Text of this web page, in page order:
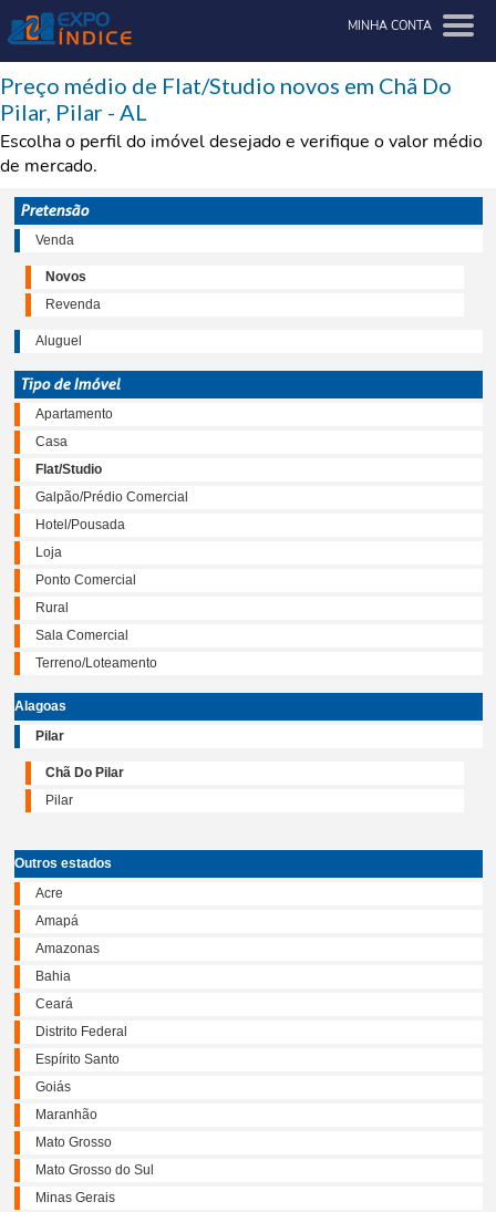
MINHA CONTA
Preço médio de Flat/Studio novos em Chã Do
Pilar, Pilar - AL
Escolha o perfil do imóvel desejado e verifique o valor médio
de mercado.
Pretensão
Venda
Novos
Revenda
Aluguel
Tipo de Imóvel
Apartamento
Casa
Flat/Studio
Galpão/Prédio Comercial
Hotel/Pousada
Loja
Ponto Comercial
Rural
Sala Comercial
Terreno/Loteamento
Alagoas
Pilar
Chã Do Pilar
Pilar
Outros estados
Acre
Amapá
Amazonas
Bahia
Ceará
Distrito Federal
Espírito Santo
Goiás
Maranhão
Mato Grosso
Mato Grosso do Sul
Minas Gerais